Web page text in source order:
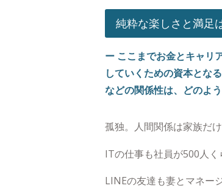
純粋な楽しさと満足
ー ここまでお金とキャリ
していくための資本とな
などの関係性は、どのよ
孤独。人間関係は家族だけ
ITの仕事も社員が500人く
LINEの友達も妻とマネー